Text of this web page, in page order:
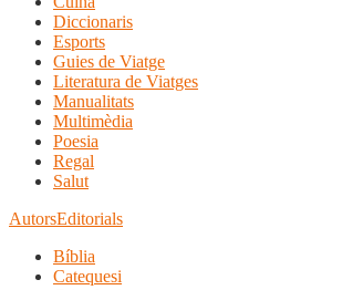
Diccionaris
Esports
Guies de Viatge
Literatura de Viatges
Manualitats
Multimèdia
Poesia
Regal
Salut
AutorsEditorials
Bíblia
Catequesi